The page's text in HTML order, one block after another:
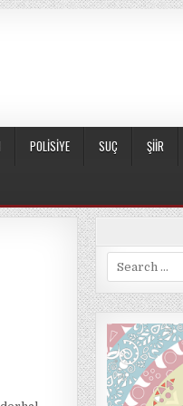
POLISIYE SUÇ ŞIIR
Search
for: